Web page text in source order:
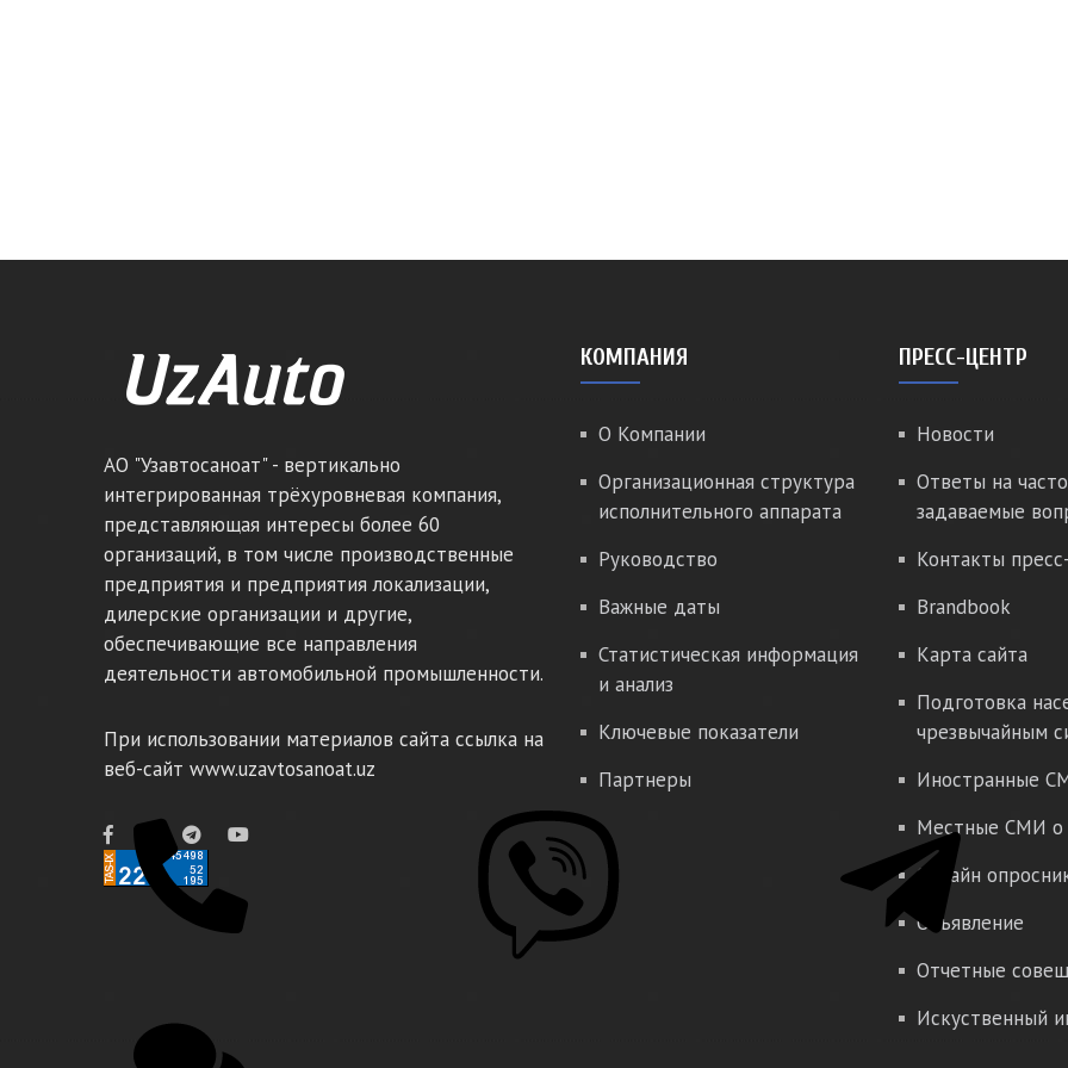
АО "Узавтосаноат" - вертикально
интегрированная трёхуровневая компания,
представляющая интересы более 60
организаций, в том числе производственные
предприятия и предприятия локализации,
дилерские организации и другие,
обеспечивающие все направления
деятельности автомобильной промышленности.
При использовании материалов сайта ссылка на
веб-сайт www.uzavtosanoat.uz
КОМПАНИЯ
О Компании
Организационная структура
исполнительного аппарата
Руководство
Важные даты
Статистическая информация
и анализ
Ключевые показатели
Партнеры
ПРЕСС-ЦЕНТР
Новости
Ответы на часто
задаваемые
Контакты
Brandbook
Карта сайта
Подготовка
чрезвычайным
Иностранные
Местные СМИ о
Онлайн
Объявление
Отчетные
Искуственный